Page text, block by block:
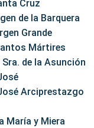
Cruz
de la Barquera
Grande
Mártires
de la Asunción
Arciprestazgo
María y Miera